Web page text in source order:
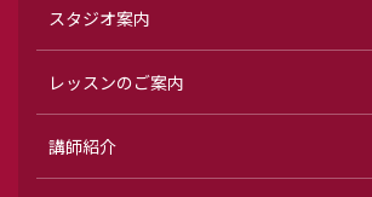
スタジオ案内
レッスンのご案内
講師紹介